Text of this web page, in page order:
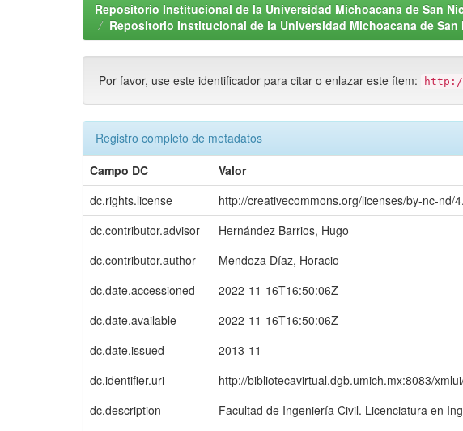
Repositorio Institucional de la Universidad Michoacana de San
Repositorio Institucional de la Universidad Michoacana de San
Por favor, use este identificador para citar o enlazar este ítem: http://
Registro completo de metadatos
Campo DC
Valor
dc.rights.license
http://creativecommons.org/licenses/by-nc-nd/
dc.contributor.advisor
Hernández Barrios, Hugo
dc.contributor.author
Mendoza Díaz, Horacio
dc.date.accessioned
2022-11-16T16:50:06Z
dc.date.available
2022-11-16T16:50:06Z
dc.date.issued
2013-11
dc.identifier.uri
http://bibliotecavirtual.dgb.umich.mx:8083/
dc.description
Facultad de Ingeniería Civil. Licenciatura en